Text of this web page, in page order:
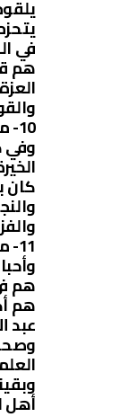
في
هم
10- مسدار كردفان
وفي
كان
هم
هم
عبد
أهل